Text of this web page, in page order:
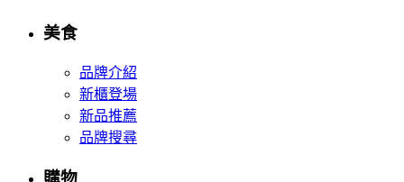
美食
品牌介紹
新櫃登場
新品推薦
品牌搜尋
購物